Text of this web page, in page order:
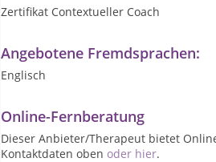
Zertifikat Contextueller Coach
Angebotene Fremdsprachen:
Englisch
Online-Fernberatung
Dieser Anbieter/Therapeut bietet
Kontaktdaten oben oder hier.